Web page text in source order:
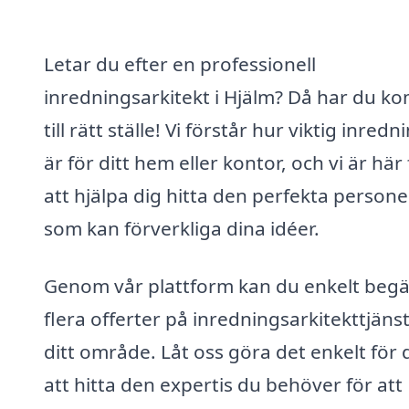
Letar du efter en professionell
inredningsarkitekt i Hjälm? Då har du
till rätt ställe! Vi förstår hur viktig
är för ditt hem eller kontor, och vi är här
att hjälpa dig hitta den perfekta
som kan förverkliga dina idéer.
Genom vår plattform kan du enkelt
flera offerter på
ditt område. Låt oss göra det enkelt för
att hitta den expertis du behöver för att